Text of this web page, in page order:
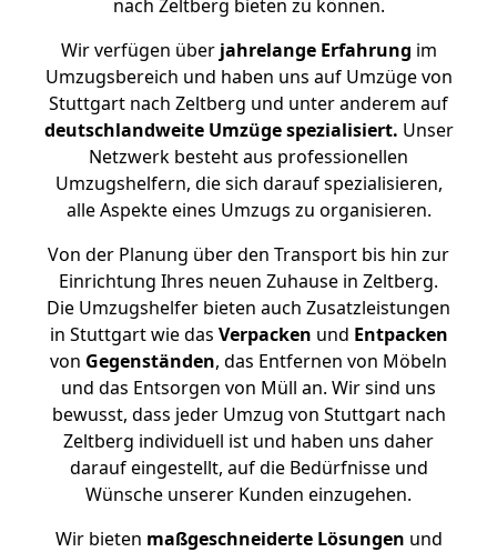
nach Zeltberg bieten zu können.
Wir verfügen überjahrelange Erfahrung im
Umzugsbereich und haben uns auf Umzüge von
Stuttgart nach Zeltberg und unter anderem auf
deutschlandweite Umzüge spezialisiert. Unser
Netzwerk besteht aus professionellen
Umzugshelfern, die sich darauf spezialisieren,
alle Aspekte eines Umzugs zu organisieren.
Von der Planung über den Transport bis hin zur
Einrichtung Ihres neuen Zuhause in Zeltberg.
Die Umzugshelfer bieten auch Zusatzleistungen
in Stuttgart wie das Verpacken und Entpacken
von Gegenständen, das Entfernen von Möbeln
und das Entsorgen von Müll an. Wir sind uns
bewusst, dass jeder Umzug von Stuttgart nach
Zeltberg individuell ist und haben uns daher
darauf eingestellt, auf die Bedürfnisse und
Wünsche unserer Kunden einzugehen.
Wir bieten maßgeschneiderte Lösungen und